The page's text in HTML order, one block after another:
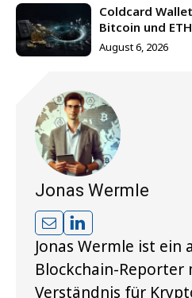
Coldcard
Bitcoin und
August 6, 2026
Jonas Wermle
Jonas Wermle ist ein
Blockchain-
Verständnis für